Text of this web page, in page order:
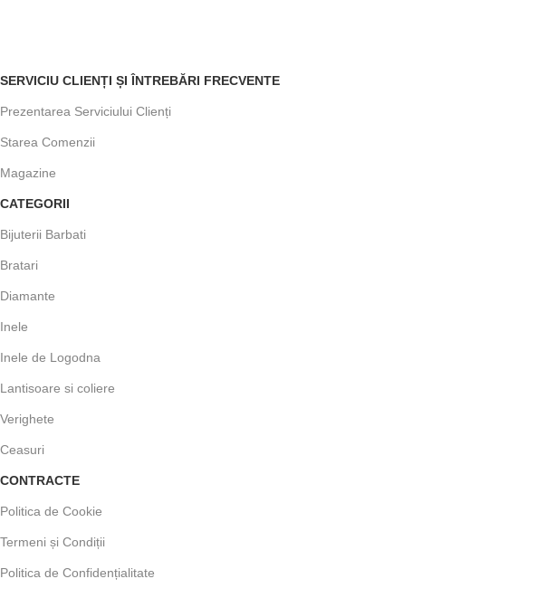
SERVICIU CLIENȚI ȘI ÎNTREBĂRI FRECVENTE
Prezentarea Serviciului Clienți
Starea Comenzii
Magazine
CATEGORII
Bijuterii Barbati
Bratari
Diamante
Inele
Inele de Logodna
Lantisoare si coliere
Verighete
Ceasuri
CONTRACTE
Politica de Cookie
Termeni și Condiții
Politica de Confidențialitate